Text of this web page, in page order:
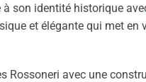
son identité historique
et élégante qui met
Rossoneri avec une